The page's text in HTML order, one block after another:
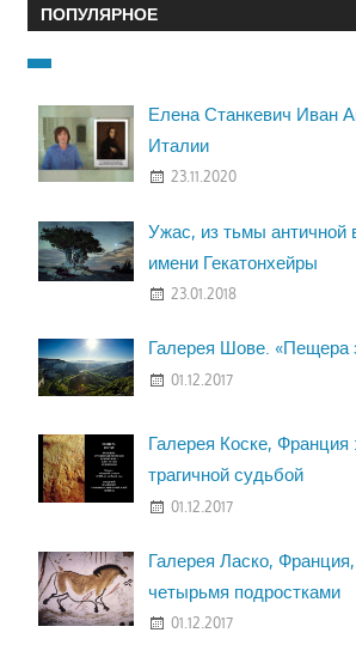
ПОПУЛЯРНОЕ
Елена Станкевич Иван
Италии
23.11.2020
Ужас, из тьмы
имени Гекатонхейры
23.01.2018
Галерея Шове. «Пещера
01.12.2017
Галерея Коске,
трагичной судьбой
01.12.2017
Галерея Ласко,
четырьмя подростками
01.12.2017